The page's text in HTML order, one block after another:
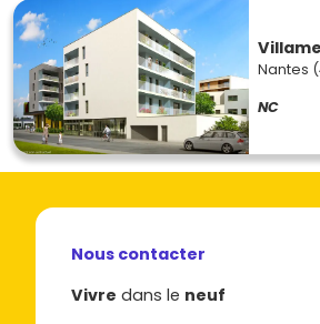
Nantes
NC
Nous contacter
Vivre dans le neuf